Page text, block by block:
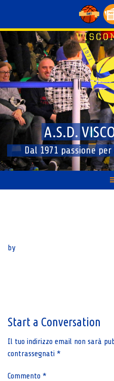
content
A.S.D.
Dal 1971 passione
by
Start a Conversation
Il tuo indirizzo email non sarà
contrassegnati *
Commento *